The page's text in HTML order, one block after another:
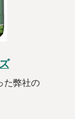
た弊社の